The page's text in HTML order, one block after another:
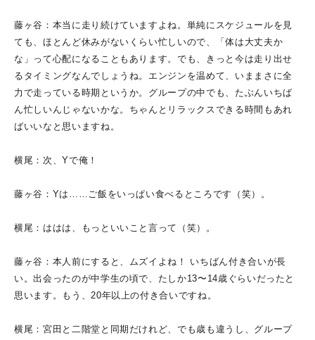
藤ヶ谷：本当に走り続けていますよね。単純にスケジュールを見
ても、ほとんど休みがないくらい忙しいので、「体は大丈夫か
な」って心配になることもあります。でも、きっと今は走り出せ
るタイミングなんでしょうね。エンジンを温めて、いままさに全
力で走っている時期というか。グループの中でも、たぶんいちば
ん忙しいんじゃないかな。ちゃんとリラックスできる時間もあれ
ばいいなと思いますね。
横尾：次、Yで俺！
藤ヶ谷：Yは……ご飯をいっぱい食べるところです（笑）。
横尾：ははは、もっといいこと言って（笑）。
藤ヶ谷：本人前にすると、ムズイよね！ いちばん付き合いが長
い。出会ったのが中学生の頃で、たしか13〜14歳ぐらいだったと
思います。もう、20年以上の付き合いですね。
横尾：宮田と二階堂と同期だけれど、でも歳も違うし、グループ